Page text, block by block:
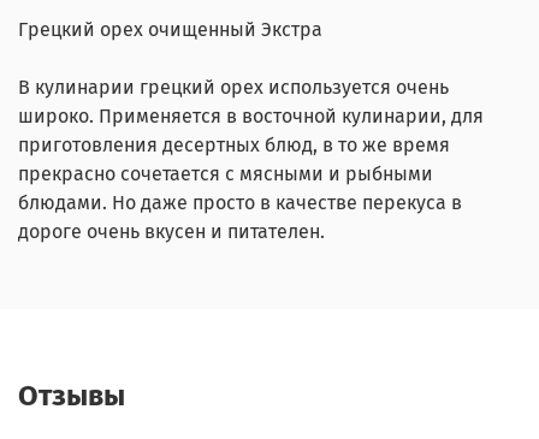
Грецкий орех очищенный Экстра
В кулинарии грецкий орех используется очень
широко. Применяется в восточной кулинарии, для
приготовления десертных блюд, в то же время
прекрасно сочетается с мясными и рыбными
блюдами. Но даже просто в качестве перекуса в
дороге очень вкусен и питателен.
Отзывы